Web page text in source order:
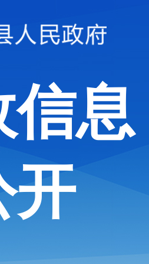
信息
开